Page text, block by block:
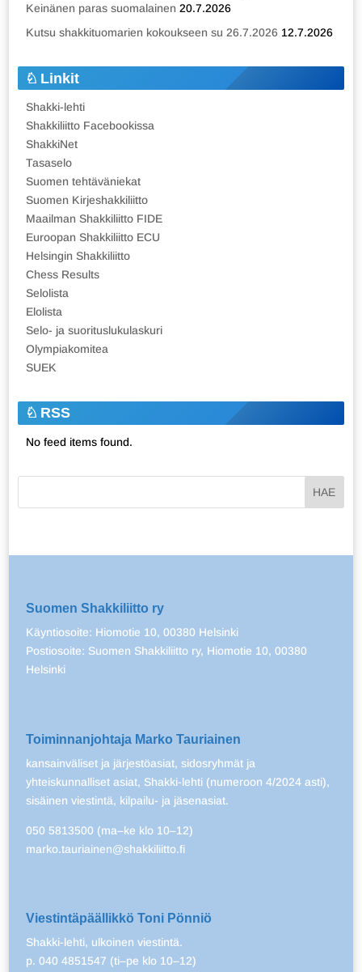
Keinänen paras suomalainen 20.7.2026
Kutsu shakkituomarien kokoukseen su 26.7.2026 12.7.2026
Linkit
Shakki-lehti
Shakkiliitto Facebookissa
ShakkiNet
Tasaselo
Suomen tehtäväniekat
Suomen Kirjeshakkiliitto
Maailman Shakkiliitto FIDE
Euroopan Shakkiliitto ECU
Helsingin Shakkiliitto
Chess Results
Selolista
Elolista
Selo- ja suorituslukulaskuri
Olympiakomitea
SUEK
RSS
No feed items found.
Suomen Shakkiliitto ry
Käyntiosoite: Hiomotie 10, 00380 Helsinki
Postiosoite: Suomen Shakkiliitto ry, Hiomotie 10, 00380
Helsinki
Toiminnanjohtaja Marko Tauriainen
kansainväliset ja järjestöasiat, sidosryhmät ja
yhteiskunnalliset asiat, Shakki-lehti (numeroon 4/2024 asti),
sisäinen viestintä, kilpailu- ja jäsenasiat.
050 5813500 (ma–ke klo 10–12)
marko.tauriainen@shakkiliitto.fi
Viestintäpäällikkö Toni Pönniö
Shakki-lehti, ulkoinen viestintä.
p. 040 4851547 (ti–pe klo 10–12)